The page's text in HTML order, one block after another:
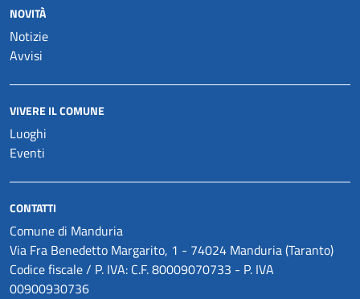
NOVITÀ
Notizie
Avvisi
VIVERE IL COMUNE
Luoghi
Eventi
CONTATTI
Comune di Manduria
Via Fra Benedetto Margarito, 1 - 74024 Manduria (Taranto)
Codice fiscale / P. IVA: C.F. 80009070733 - P. IVA
00900930736